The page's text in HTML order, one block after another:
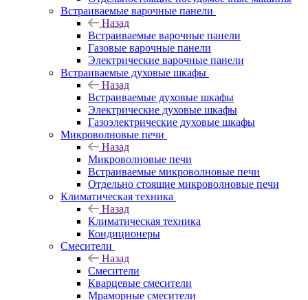
Встраиваемые варочные панели
Назад
Встраиваемые варочные панели
Газовые варочные панели
Электрические варочные панели
Встраиваемые духовые шкафы
Назад
Встраиваемые духовые шкафы
Электрические духовые шкафы
Газоэлектрические духовые шкафы
Микроволновые печи
Назад
Микроволновые печи
Встраиваемые микроволновые печи
Отдельно стоящие микроволновые печи
Климатическая техника
Назад
Климатическая техника
Кондиционеры
Смесители
Назад
Смесители
Кварцевые смесители
Мраморные смесители